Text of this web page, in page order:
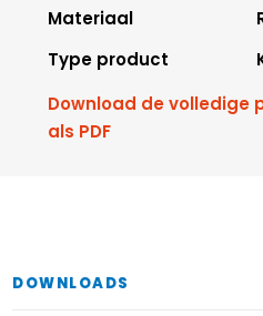
Materiaal
Type product
Download de volledige
als PDF
DOWNLOADS